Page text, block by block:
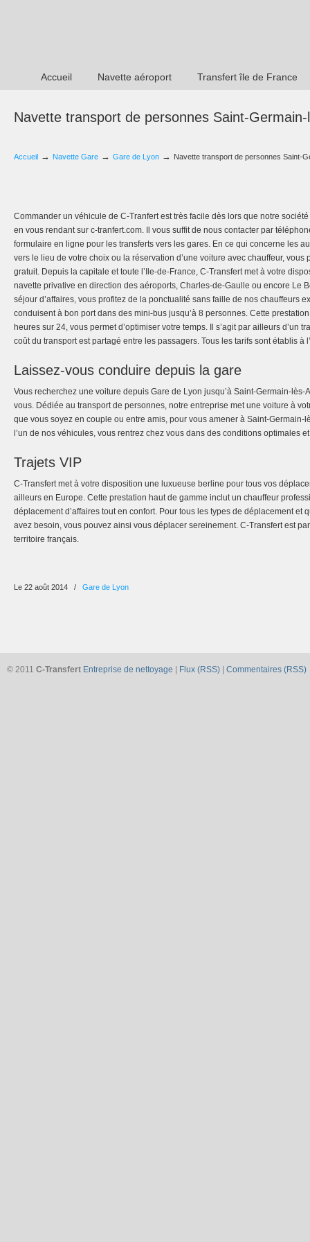
Accueil Navette aéroport Transfert île de France
Navette transport de personnes Saint-
Accueil → Navette Gare → Gare de Lyon → Navette transport de personnes Saint-
Commander un véhicule de C-Tranfert est très facile dès lors que notre
en vous rendant sur c-tranfert.com. Il vous suffit de nous contacter par
formulaire en ligne pour les transferts vers les gares. En ce qui concerne les
vers le lieu de votre choix ou la réservation d’une voiture avec chauffeur, vous
gratuit. Depuis la capitale et toute l’Ile-de-France, C-Transfert met à votre
navette privative en direction des aéroports, Charles-de-Gaulle ou encore Le
séjour d’affaires, vous profitez de la ponctualité sans faille de nos chauffeurs
conduisent à bon port dans des mini-bus jusqu’à 8 personnes. Cette
heures sur 24, vous permet d’optimiser votre temps. Il s’agit par ailleurs d’un
coût du transport est partagé entre les passagers. Tous les tarifs sont établis à
Laissez-vous conduire depuis la gare
Vous recherchez une voiture depuis Gare de Lyon jusqu’à Saint-Germain-lès-
vous. Dédiée au transport de personnes, notre entreprise met une voiture à
que vous soyez en couple ou entre amis, pour vous amener à Saint-Germain-
l’un de nos véhicules, vous rentrez chez vous dans des conditions optimales
Trajets VIP
C-Transfert met à votre disposition une luxueuse berline pour tous vos
ailleurs en Europe. Cette prestation haut de gamme inclut un chauffeur
déplacement d’affaires tout en confort. Pour tous les types de déplacement et
avez besoin, vous pouvez ainsi vous déplacer sereinement. C-Transfert est
territoire français.
Le 22 août 2014 / Gare de Lyon
© 2011 C-Transfert Entreprise de nettoyage Flux (RSS) Commentaires (RSS)